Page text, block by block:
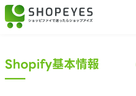
Shopify基本情報